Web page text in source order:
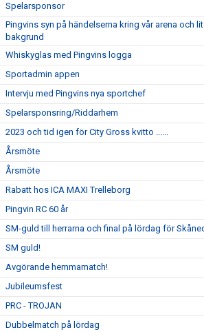
Spelarsponsor
Pingvins syn på händelserna kring vår arena och
bakgrund
Whiskyglas med Pingvins logga
Sportadmin appen
Intervju med Pingvins nya sportchef
Spelarsponsring/Riddarhem
2023 och tid igen för City Gross kvitto ......
Årsmöte
Årsmöte
Rabatt hos ICA MAXI Trelleborg
Pingvin RC 60 år
SM-guld till herrarna och final på lördag för
SM guld!
Avgörande hemmamatch!
Jubileumsfest
PRC - TROJAN
Dubbelmatch på lördag